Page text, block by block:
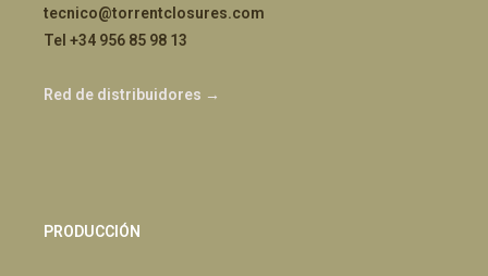
tecnico@torrentclosures.com
Tel +34 956 85 98 13
Red de distribuidores →
PRODUCCIÓN